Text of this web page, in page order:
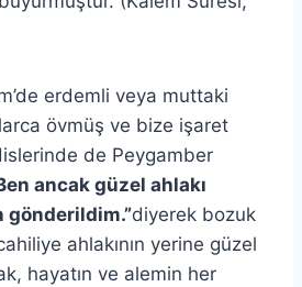
erdemli veya muttaki
övmüş ve bize işaret
de Peygamber
ancak güzel ahlakı
gönderildim.”diyerek bozuk
ahlakının yerine güzel
hayatın ve alemin her